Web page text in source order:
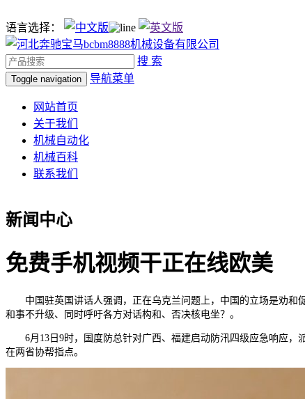
语言选择：
搜 索
Toggle navigation 导航菜单
网站首页
关于我们
机械自动化
机械百科
联系我们
新闻中心
免费手机视频干正在线欧美
中国驻英国讲话人强调，正在乌克兰问题上，中国的立场是劝和促
和事不升级、同时呼吁各方对话构和、否决核电坐？。
6月13日9时，国度防总针对广西、福建启动防汛四级应急响应，
在两省协帮指点。